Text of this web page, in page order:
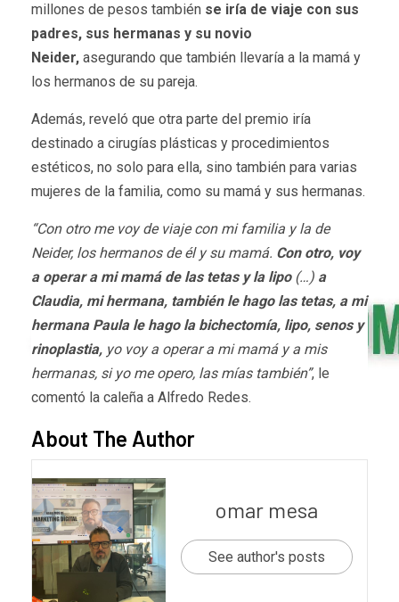
millones de pesos también se iría de viaje con sus
padres, sus hermanas y su novio
Neider, asegurando que también llevaría a la mamá y
los hermanos de su pareja.
Además, reveló que otra parte del premio iría
destinado a cirugías plásticas y procedimientos
estéticos, no solo para ella, sino también para varias
mujeres de la familia, como su mamá y sus hermanas.
“Con otro me voy de viaje con mi familia y la de
Neider, los hermanos de él y su mamá. Con otro, voy
a operar a mi mamá de las tetas y la lipo(…) a
Claudia, mi hermana, también le hago las tetas, a mi
hermana Paula le hago la bichectomía, lipo, senos y
rinoplastia, yo voy a operar a mi mamá y a mis
hermanas, si yo me opero, las mías también”, le
comentó la caleña a Alfredo Redes.
About The Author
omar mesa
See author's posts